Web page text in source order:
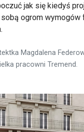
jak się kiedyś
ogrom wymogów
Magdalena
pracowni Tremend.